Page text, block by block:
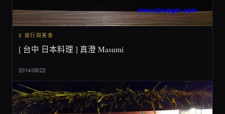
2 旅行與美食
[ 台中 日本料理 ] 真澄 Masumi
2014/08/22